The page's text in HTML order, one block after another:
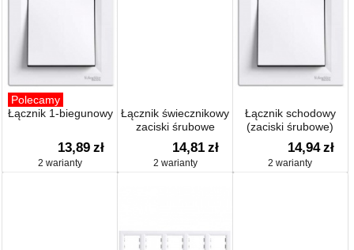
Polecamy
Łącznik 1-biegunowy
13,89 zł
2 warianty
Łącznik świecznikowy
zaciski śrubowe
14,81 zł
2 warianty
Łącznik schodowy
(zaciski śrubowe)
14,94 zł
2 warianty